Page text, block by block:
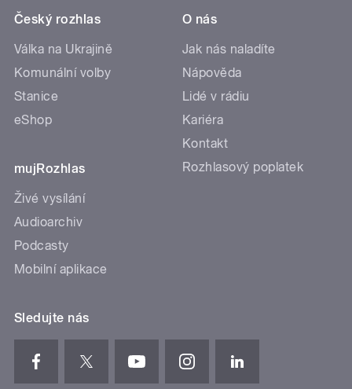
Český rozhlas
Válka na Ukrajině
Komunální volby
Stanice
eShop
mujRozhlas
Živé vysílání
Audioarchiv
Podcasty
Mobilní aplikace
O nás
Jak nás naladíte
Nápověda
Lidé v rádiu
Kariéra
Kontakt
Rozhlasový poplatek
Sledujte nás